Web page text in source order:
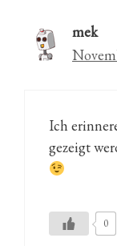
mek
Ich
gezeigt
0